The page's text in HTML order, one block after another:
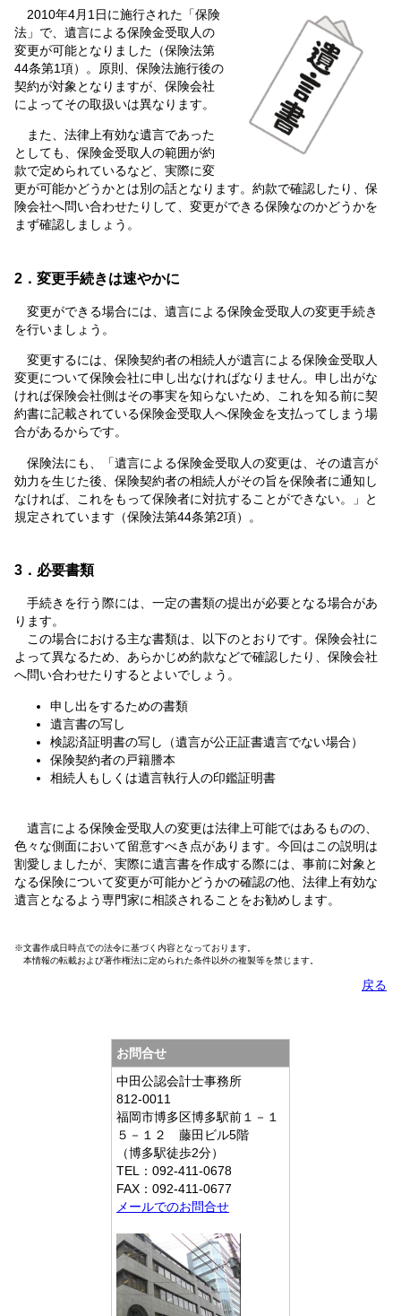
2010年4月1日に施行された「保険
法」で、遺言による保険金受取人の
変更が可能となりました（保険法第
44条第1項）。原則、保険法施行後の
契約が対象となりますが、保険会社
によってその取扱いは異なります。
また、法律上有効な遺言であった
としても、保険金受取人の範囲が約
款で定められているなど、実際に変
更が可能かどうかとは別の話となります。約款で確認したり、保
険会社へ問い合わせたりして、変更ができる保険なのかどうかを
まず確認しましょう。
2．変更手続きは速やかに
変更ができる場合には、遺言による保険金受取人の変更手続き
を行いましょう。
変更するには、保険契約者の相続人が遺言による保険金受取人
変更について保険会社に申し出なければなりません。申し出がな
ければ保険会社側はその事実を知らないため、これを知る前に契
約書に記載されている保険金受取人へ保険金を支払ってしまう場
合があるからです。
保険法にも、「遺言による保険金受取人の変更は、その遺言が
効力を生じた後、保険契約者の相続人がその旨を保険者に通知し
なければ、これをもって保険者に対抗することができない。」と
規定されています（保険法第44条第2項）。
3．必要書類
手続きを行う際には、一定の書類の提出が必要となる場合があ
ります。
この場合における主な書類は、以下のとおりです。保険会社に
よって異なるため、あらかじめ約款などで確認したり、保険会社
へ問い合わせたりするとよいでしょう。
申し出をするための書類
遺言書の写し
検認済証明書の写し（遺言が公正証書遺言でない場合）
保険契約者の戸籍謄本
相続人もしくは遺言執行人の印鑑証明書
遺言による保険金受取人の変更は法律上可能ではあるものの、
色々な側面において留意すべき点があります。今回はこの説明は
割愛しましたが、実際に遺言書を作成する際には、事前に対象と
なる保険について変更が可能かどうかの確認の他、法律上有効な
遺言となるよう専門家に相談されることをお勧めします。
※文書作成日時点での法令に基づく内容となっております。
本情報の転載および著作権法に定められた条件以外の複製等を禁じます。
戻る
お問合せ
中田公認会計士事務所
812-0011
福岡市博多区博多駅前１－１
５－１２ 藤田ビル5階
（博多駅徒歩2分）
TEL：092-411-0678
FAX：092-411-0677
メールでのお問合せ